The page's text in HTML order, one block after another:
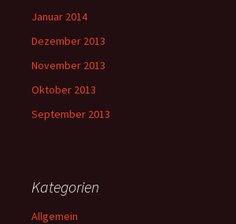
Januar 2014
Dezember 2013
November 2013
Oktober 2013
September 2013
Kategorien
Allgemein